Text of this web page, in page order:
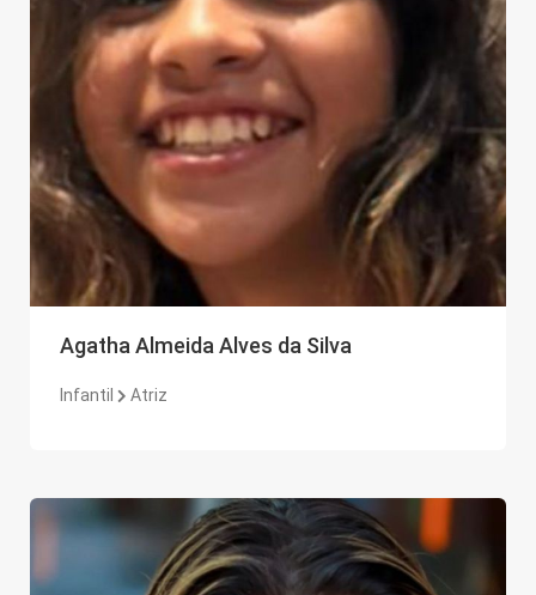
Agatha Almeida Alves da Silva
Infantil Atriz